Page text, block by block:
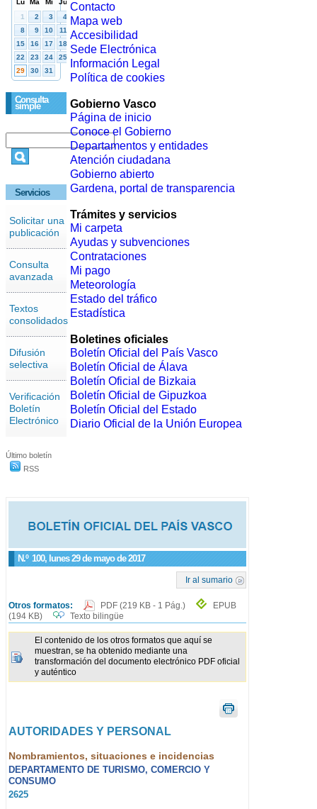
Consulta
simple
Servicios
Solicitar una
publicación
Consulta
avanzada
Textos
consolidados
Difusión
selectiva
Verificación
Boletín
Electrónico
Último boletín
RSS
N.º 100, lunes 29 de mayo de 2017
Ir al sumario
Otros formatos: PDF (219 KB - 1 Pág.)
EPUB
(194 KB)
Texto bilingüe
El contenido de los otros formatos que aquí se
muestran, se ha obtenido mediante una
transformación del documento electrónico PDF oficial
y auténtico
AUTORIDADES Y PERSONAL
Nombramientos, situaciones e incidencias
DEPARTAMENTO DE TURISMO, COMERCIO Y
CONSUMO
2625
Contacto
Mapa web
Accesibilidad
Sede Electrónica
Información Legal
Política de cookies
Gobierno Vasco
Página de inicio
Conoce el Gobierno
Departamentos y entidades
Atención ciudadana
Gobierno abierto
Gardena, portal de transparencia
Trámites y servicios
Mi carpeta
Ayudas y subvenciones
Contrataciones
Mi pago
Meteorología
Estado del tráfico
Estadística
Boletines oficiales
Boletín Oficial del País Vasco
Boletín Oficial de Álava
Boletín Oficial de Bizkaia
Boletín Oficial de Gipuzkoa
Boletín Oficial del Estado
Diario Oficial de la Unión Europea